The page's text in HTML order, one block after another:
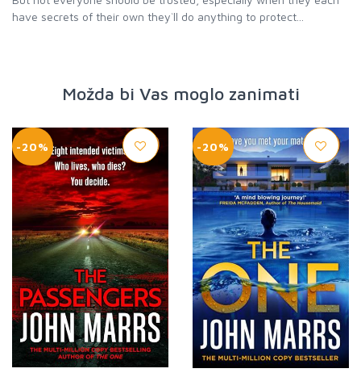
have secrets of their own they`ll do anything to protect...
Možda bi Vas moglo zanimati
-20% -20%